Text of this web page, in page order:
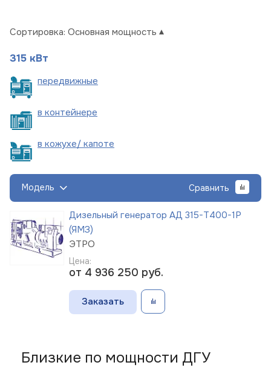
Сортировка: Основная мощность
315 кВт
передвижные
в контейнере
в кожухе/ капоте
Модель Сравнить
Дизельный генератор АД 315-Т400-1Р
(ЯМЗ)
ЭТРО
Цена:
от 4 936 250 руб.
Заказать
Близкие по мощности ДГУ